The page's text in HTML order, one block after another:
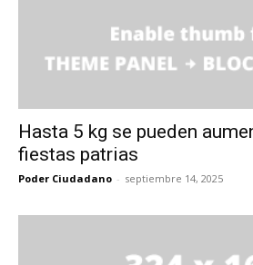
Hasta 5 kg se pueden
fiestas patrias
Poder Ciudadano - septiembre 14, 2025